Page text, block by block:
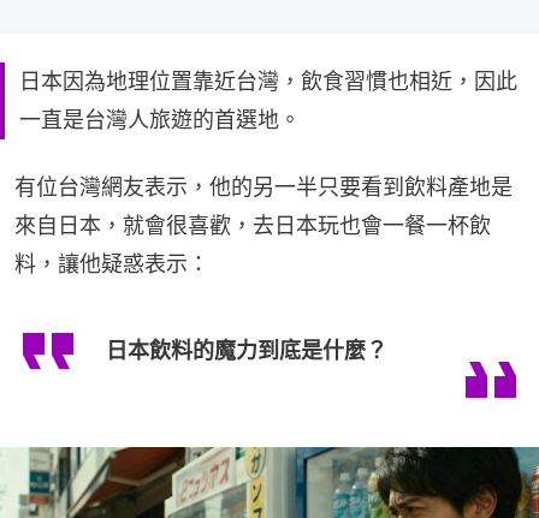
日本因為地理位置靠近台灣，飲食習慣也相近，因此
一直是台灣人旅遊的首選地。
有位台灣網友表示，他的另一半只要看到飲料產地是
來自日本，就會很喜歡，去日本玩也會一餐一杯飲
料，讓他疑惑表示：
日本飲料的魔力到底是什麼？